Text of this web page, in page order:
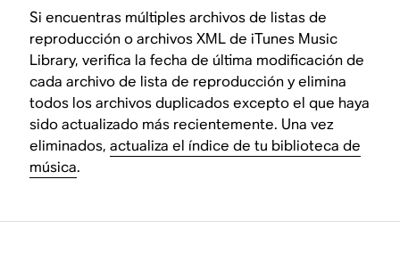
Si encuentras múltiples archivos de listas de
reproducción o archivos XML de iTunes Music
Library, verifica la fecha de última modificación de
cada archivo de lista de reproducción y elimina
todos los archivos duplicados excepto el que haya
sido actualizado más recientemente. Una vez
eliminados,actualiza el índice de tu biblioteca de
música.